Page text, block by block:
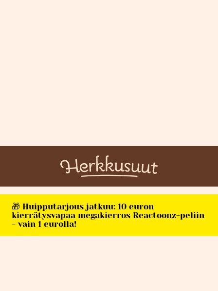
🎁 Huipputarjous jatkuu: 10 euron
kierrätysvapaa megakierros Reactoonz-peliin
- vain 1 eurolla!